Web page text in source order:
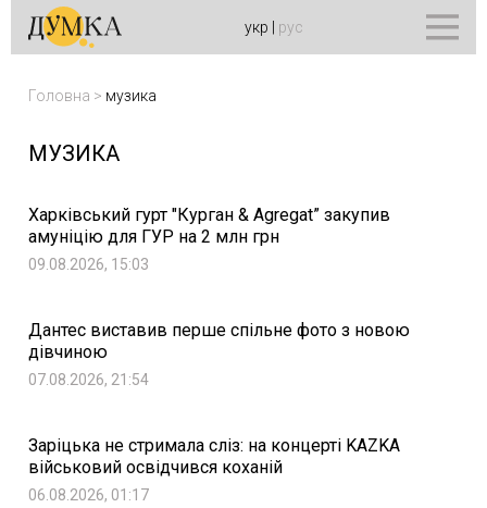
укр рус
Головна > музика
МУЗИКА
Харківський гурт "Курган & Agregat” закупив
амуніцію для ГУР на 2 млн грн
09.08.2026, 15:03
Дантес виставив перше спільне фото з новою
дівчиною
07.08.2026, 21:54
Заріцька не стримала сліз: на концерті KAZKA
військовий освідчився коханій
06.08.2026, 01:17